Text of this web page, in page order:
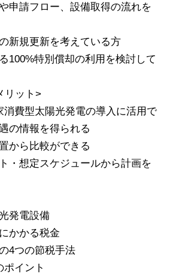
申請フロー、設備取得の流れを
新規更新を考えている方
100%特別償却の利用を検討して
リット>
消費型太陽光発電の導入に活用で
の情報を得られる
から比較ができる
・想定スケジュールから計画を
発電設備
かかる税金
4つの節税手法
ポイント